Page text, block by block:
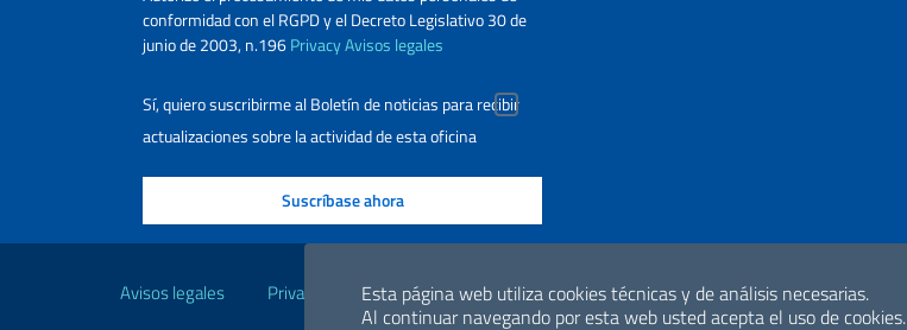
Esta página web utiliza cookies técnicas y de análisis necesarias.
Al continuar navegando por esta web usted acepta el uso de cookies.
conformidad con el RGPD y el Decreto Legislativo 30 de
junio de 2003, n.196PrivacyAvisos legales
Sí, quiero suscribirme al Boletín de noticias para recibir
actualizaciones sobre la actividad de esta oficina
Enlaces útiles
Avisos legales Privacy y cookie policy Declaración de accesibilidad